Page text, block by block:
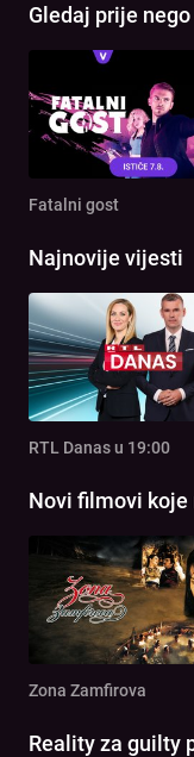
Gledaj prije
Fatalni gost
Najnovije vijesti
RTL Danas u 19:00
Novi filmovi
Zona Zamfirova
Reality za guilty